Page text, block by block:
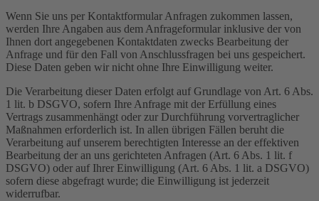
Wenn Sie uns per Kontaktformular Anfragen zukommen lassen,
werden Ihre Angaben aus dem Anfrageformular inklusive der von
Ihnen dort angegebenen Kontaktdaten zwecks Bearbeitung der
Anfrage und für den Fall von Anschlussfragen bei uns gespeichert.
Diese Daten geben wir nicht ohne Ihre Einwilligung weiter.
Die Verarbeitung dieser Daten erfolgt auf Grundlage von Art. 6 Abs.
1 lit. b DSGVO, sofern Ihre Anfrage mit der Erfüllung eines
Vertrags zusammenhängt oder zur Durchführung vorvertraglicher
Maßnahmen erforderlich ist. In allen übrigen Fällen beruht die
Verarbeitung auf unserem berechtigten Interesse an der effektiven
Bearbeitung der an uns gerichteten Anfragen (Art. 6 Abs. 1 lit. f
DSGVO) oder auf Ihrer Einwilligung (Art. 6 Abs. 1 lit. a DSGVO)
sofern diese abgefragt wurde; die Einwilligung ist jederzeit
widerrufbar.